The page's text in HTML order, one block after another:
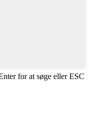
for at søge eller ESC